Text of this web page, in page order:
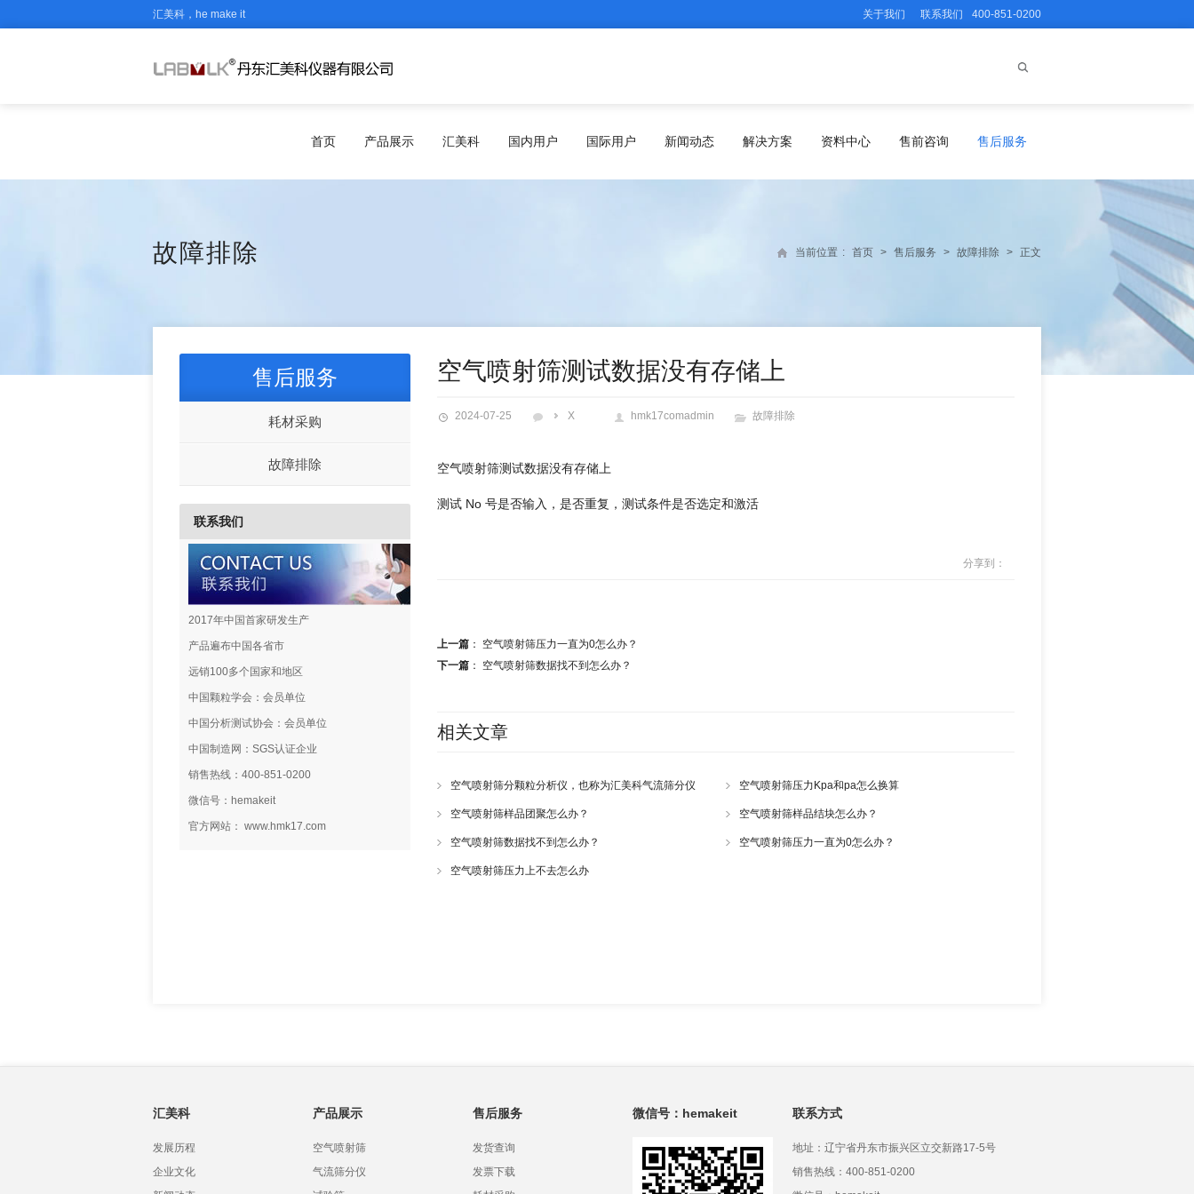
汇美科，he make it 关于我们 联系我们 400-851-0200
首页 产品展示 汇美科 国内用户 国际用户 新闻动态 解决方案 资料中心 售前咨询 售后服务
故障排除 当前位置 : 首页 > 售后服务 > 故障排除 > 正文
空气喷射筛测试数据没有存储上
2024-07-25 X hmk17comadmin 故障排除
空气喷射筛测试数据没有存储上
测试 No 号是否输入，是否重复，测试条件是否选定和激活
分享到：
上一篇 ： 空气喷射筛压力一直为0怎么办？
下一篇 ： 空气喷射筛数据找不到怎么办？
相关文章
空气喷射筛分颗粒分析仪，也称为汇美科气流筛分仪 空气喷射筛压力Kpa和pa怎么换算
空气喷射筛样品团聚怎么办？ 空气喷射筛样品结块怎么办？
空气喷射筛数据找不到怎么办？ 空气喷射筛压力一直为0怎么办？
空气喷射筛压力上不去怎么办
售后服务
耗材采购
故障排除
联系我们
2017年中国首家研发生产
产品遍布中国各省市
远销100多个国家和地区
中国颗粒学会：会员单位
中国分析测试协会：会员单位
中国制造网：SGS认证企业
销售热线：400-851-0200
微信号：hemakeit
官方网站： www.hmk17.com
汇美科
发展历程
企业文化
产品展示
空气喷射筛
气流筛分仪
售后服务
发货查询
发票下载
微信号：hemakeit 联系方式
地址：辽宁省丹东市振兴区立交新路17-5号
销售热线：400-851-0200